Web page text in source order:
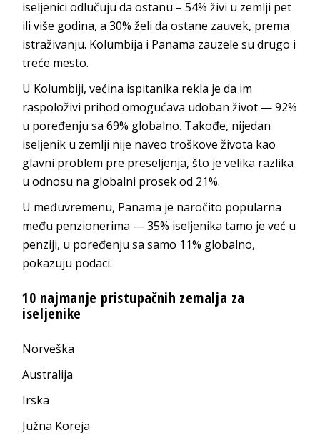
iseljenici odlučuju da ostanu – 54% živi u zemlji pet
ili više godina, a 30% želi da ostane zauvek, prema
istraživanju. Kolumbija i Panama zauzele su drugo i
treće mesto.
U Kolumbiji, većina ispitanika rekla je da im
raspoloživi prihod omogućava udoban život — 92%
u poređenju sa 69% globalno. Takođe, nijedan
iseljenik u zemlji nije naveo troškove života kao
glavni problem pre preseljenja, što je velika razlika
u odnosu na globalni prosek od 21%.
U međuvremenu, Panama je naročito popularna
među penzionerima — 35% iseljenika tamo je već u
penziji, u poređenju sa samo 11% globalno,
pokazuju podaci.
10 najmanje pristupačnih zemalja za
iseljenike
Norveška
Australija
Irska
Južna Koreja